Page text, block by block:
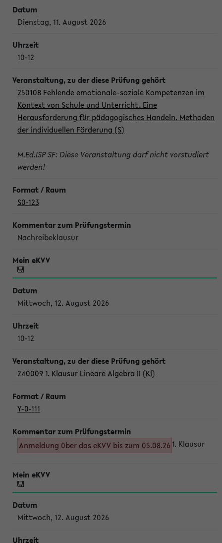
Dienstag, 11. August 2026
10-12
250108 Fehlende emotionale-soziale Kompetenzen im
Kontext von Schule und Unterricht. Eine
Herausforderung für pädagogisches Handeln. Methoden
der individuellen Förderung (S)
M.Ed.ISP SF: Diese Veranstaltung darf nicht vorstudiert
werden!
S0-123
Nachreibeklausur
Mittwoch, 12. August 2026
10-12
240009 1. Klausur Lineare Algebra II (Kl)
Y-0-111
Anmeldung über das eKVV bis zum 05.08.26 1. Klausur
Mittwoch, 12. August 2026